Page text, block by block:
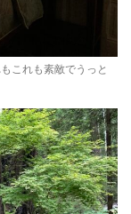
これも素敵でうっと